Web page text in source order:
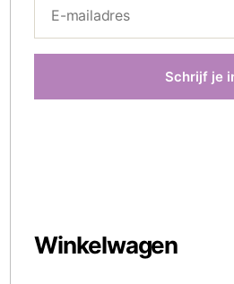
Winkelwagen